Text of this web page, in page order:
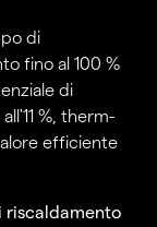
di
fino al 100 %
di
%, therm-
efficiente
riscaldamento